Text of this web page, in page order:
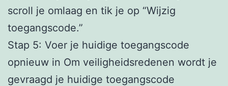
scroll je omlaag en tik je op “Wijzig
toegangscode.”
Stap 5: Voer je huidige toegangscode
opnieuw in Om veiligheidsredenen wordt je
gevraagd je huidige toegangscode